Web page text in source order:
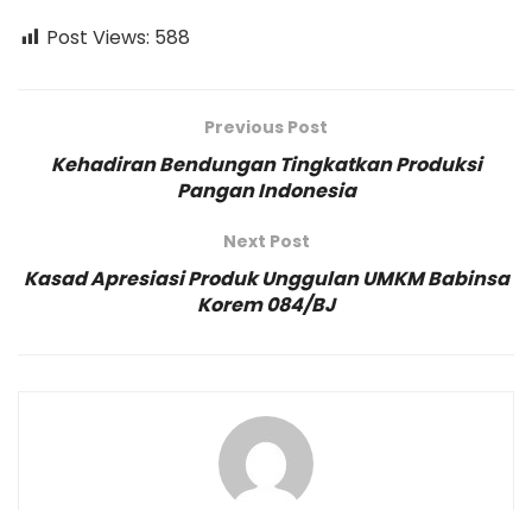
Post Views: 588
Previous Post
Kehadiran Bendungan Tingkatkan Produksi
Pangan Indonesia
Next Post
Kasad Apresiasi Produk Unggulan UMKM Babinsa
Korem 084/BJ